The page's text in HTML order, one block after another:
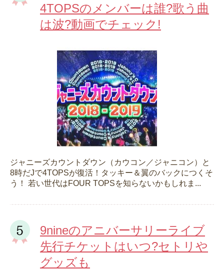
4TOPSのメンバーは誰?歌う曲
は波?動画でチェック!
ジャニーズカウントダウン（カウコン／ジャニコン）と
8時だJで4TOPSが復活！タッキー＆翼のバックにつくそ
う！ 若い世代はFOUR TOPSを知らないかもしれま...
9nineのアニバーサリーライブ
先行チケットはいつ?セトリや
グッズも